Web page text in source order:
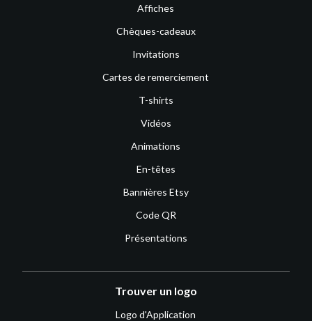
Affiches
Chèques-cadeaux
Invitations
Cartes de remerciement
T-shirts
Vidéos
Animations
En-têtes
Bannières Etsy
Code QR
Présentations
Trouver un logo
Logo d'Application